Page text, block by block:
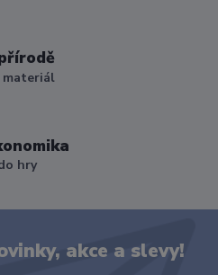
materiál
hry
akce a slevy!